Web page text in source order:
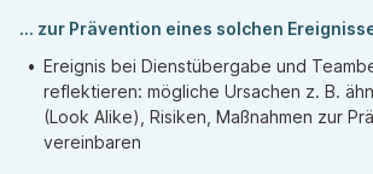
... zur Prävention eines solchen
Ereignis bei Dienstübergabe und
reflektieren: mögliche Ursachen z. B.
(Look Alike), Risiken, Maßnahmen zur
vereinbaren